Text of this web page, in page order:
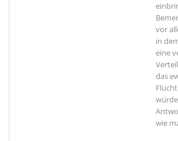
vor
in
eine
das
wie